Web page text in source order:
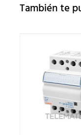
También te